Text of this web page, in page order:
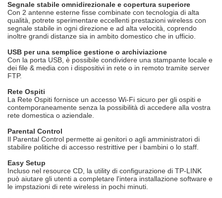
Segnale stabile omnidirezionale e copertura superiore
Con 2 antenne esterne fisse combinate con tecnologia di alta
qualità, potrete sperimentare eccellenti prestazioni wireless con
segnale stabile in ogni direzione e ad alta velocità, coprendo
inoltre grandi distanze sia in ambito domestico che in ufficio.
USB per una semplice gestione o archiviazione
Con la porta USB, è possibile condividere una stampante locale e
dei file & media con i dispositivi in rete o in remoto tramite server
FTP.
Rete Ospiti
La Rete Ospiti fornisce un accesso Wi-Fi sicuro per gli ospiti e
contemporaneamente senza la possibilità di accedere alla vostra
rete domestica o aziendale.
Parental Control
Il Parental Control permette ai genitori o agli amministratori di
stabilire politiche di accesso restrittive per i bambini o lo staff.
Easy Setup
Incluso nel resource CD, la utility di configurazione di TP-LINK
può aiutare gli utenti a completare l'intera installazione software e
le impstazioni di rete wireless in pochi minuti.